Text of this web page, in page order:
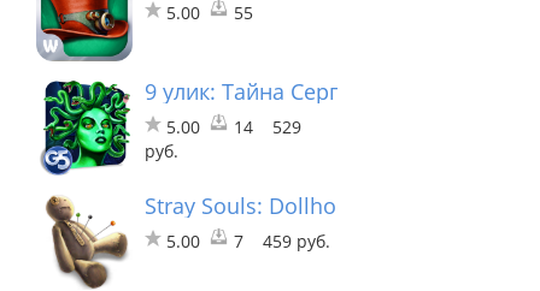
5.00 55
9 улик: Тайна Серпент-Крика
5.00 14
529
руб.
Stray Souls: Dollhouse Story
5.00 7 459 руб.